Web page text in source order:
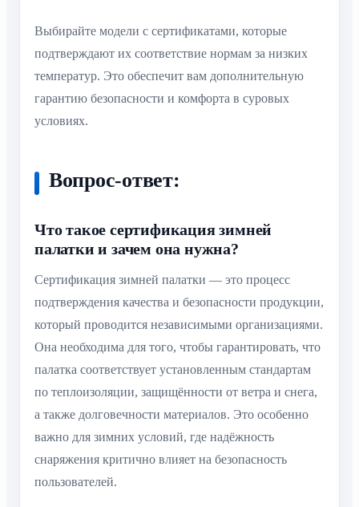
Выбирайте модели с сертификатами, которые
подтверждают их соответствие нормам за низких
температур. Это обеспечит вам дополнительную
гарантию безопасности и комфорта в суровых
условиях.
Вопрос-ответ:
Что такое сертификация зимней
палатки и зачем она нужна?
Сертификация зимней палатки — это процесс
подтверждения качества и безопасности продукции,
который проводится независимыми организациями.
Она необходима для того, чтобы гарантировать, что
палатка соответствует установленным стандартам
по теплоизоляции, защищённости от ветра и снега,
а также долговечности материалов. Это особенно
важно для зимних условий, где надёжность
снаряжения критично влияет на безопасность
пользователей.